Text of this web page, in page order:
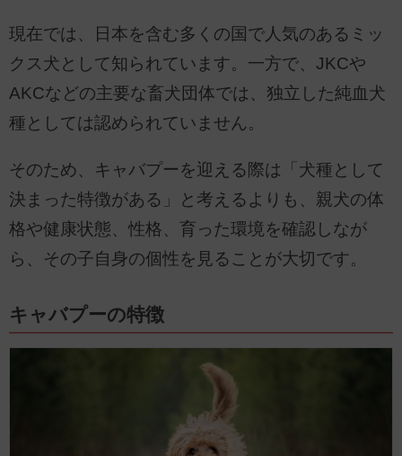
現在では、日本を含む多くの国で人気のあるミッ
クス犬として知られています。一方で、JKCや
AKCなどの主要な畜犬団体では、独立した純血犬
種としては認められていません。
そのため、キャバプーを迎える際は「犬種として
決まった特徴がある」と考えるよりも、親犬の体
格や健康状態、性格、育った環境を確認しなが
ら、その子自身の個性を見ることが大切です。
キャバプーの特徴